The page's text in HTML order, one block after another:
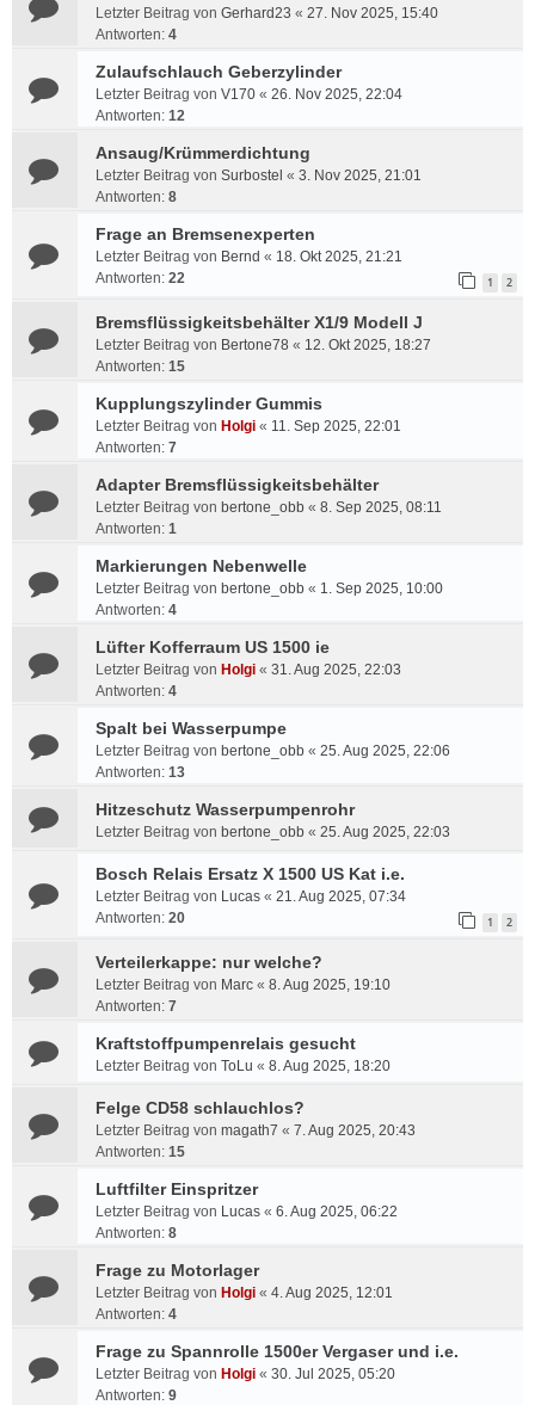
Letzter Beitrag von Gerhard23 « 27. Nov 2025, 15:40
Antworten: 4
Zulaufschlauch Geberzylinder
Letzter Beitrag von V170 « 26. Nov 2025, 22:04
Antworten: 12
Ansaug/Krümmerdichtung
Letzter Beitrag von Surbostel « 3. Nov 2025, 21:01
Antworten: 8
Frage an Bremsenexperten
Letzter Beitrag von Bernd « 18. Okt 2025, 21:21
Antworten: 22 1 2
Bremsflüssigkeitsbehälter X1/9 Modell J
Letzter Beitrag von Bertone78 « 12. Okt 2025, 18:27
Antworten: 15
Kupplungszylinder Gummis
Letzter Beitrag von Holgi « 11. Sep 2025, 22:01
Antworten: 7
Adapter Bremsflüssigkeitsbehälter
Letzter Beitrag von bertone_obb « 8. Sep 2025, 08:11
Antworten: 1
Markierungen Nebenwelle
Letzter Beitrag von bertone_obb « 1. Sep 2025, 10:00
Antworten: 4
Lüfter Kofferraum US 1500 ie
Letzter Beitrag von Holgi « 31. Aug 2025, 22:03
Antworten: 4
Spalt bei Wasserpumpe
Letzter Beitrag von bertone_obb « 25. Aug 2025, 22:06
Antworten: 13
Hitzeschutz Wasserpumpenrohr
Letzter Beitrag von bertone_obb « 25. Aug 2025, 22:03
Bosch Relais Ersatz X 1500 US Kat i.e.
Letzter Beitrag von Lucas « 21. Aug 2025, 07:34
Antworten: 20 1 2
Verteilerkappe: nur welche?
Letzter Beitrag von Marc « 8. Aug 2025, 19:10
Antworten: 7
Kraftstoffpumpenrelais gesucht
Letzter Beitrag von ToLu « 8. Aug 2025, 18:20
Felge CD58 schlauchlos?
Letzter Beitrag von magath7 « 7. Aug 2025, 20:43
Antworten: 15
Luftfilter Einspritzer
Letzter Beitrag von Lucas « 6. Aug 2025, 06:22
Antworten: 8
Frage zu Motorlager
Letzter Beitrag von Holgi « 4. Aug 2025, 12:01
Antworten: 4
Frage zu Spannrolle 1500er Vergaser und i.e.
Letzter Beitrag von Holgi « 30. Jul 2025, 05:20
Antworten: 9